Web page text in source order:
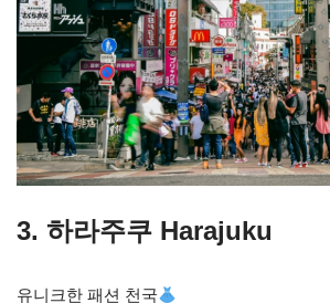
3. 하라주쿠 Harajuku
유니크한 패션 천국